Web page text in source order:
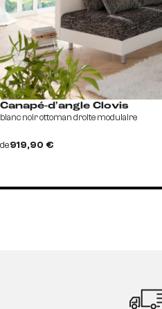
Canapé-d'angle Clovis
blanc noir ottoman droite modulaire
de919,90 €